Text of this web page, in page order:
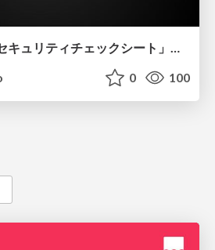
取引先から届く 「セキュリティチェックシート」の読み解き方
0 100